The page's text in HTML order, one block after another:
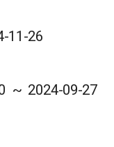
11-26
~ 2024-09-27